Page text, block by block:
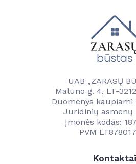
Vandentvarkos
Vartotojams
Savitarna
Projektai
Kainos
Naujienos
Tvarkaraščiai
Transporto ir
Paslaugos
Naudinga
Projektai
Kontaktai
Darbuotojams
Kontaktai
UAB „ZARASŲ
Malūno g. 4, LT-
Duomenys kaupiami
Juridinių asmenų
Įmonės kodas:
PVM
Kontaktai